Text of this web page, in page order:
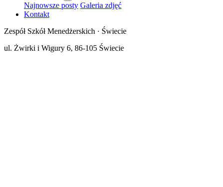
Najnowsze posty Galeria zdjęć
Kontakt
Zespół Szkół Menedżerskich · Świecie
ul. Żwirki i Wigury 6, 86-105 Świecie